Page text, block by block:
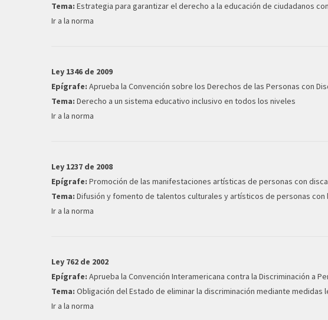
Tema: Estrategia para garantizar el derecho a la educación de ciudadanos
Ir a la norma
Ley 1346 de 2009
Epígrafe: Aprueba la Convención sobre los Derechos de las Personas con
Tema: Derecho a un sistema educativo inclusivo en todos los niveles
Ir a la norma
Ley 1237 de 2008
Epígrafe: Promoción de las manifestaciones artísticas de personas con
Tema: Difusión y fomento de talentos culturales y artísticos de personas
Ir a la norma
Ley 762 de 2002
Epígrafe: Aprueba la Convención Interamericana contra la Discriminación a
Tema: Obligación del Estado de eliminar la discriminación mediante
Ir a la norma